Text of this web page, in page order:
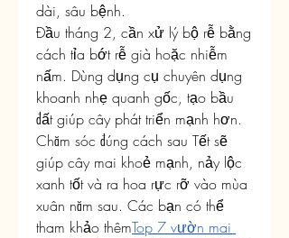
dài, sâu bệnh.
Đầu tháng 2, cần xử lý bộ rễ bằng
cách tỉa bớt rễ già hoặc nhiễm
nấm. Dùng dụng cụ chuyên dụng
khoanh nhẹ quanh gốc, tạo bầu
đất giúp cây phát triển mạnh hơn.
Chăm sóc đúng cách sau Tết sẽ
giúp cây mai khoẻ mạnh, nảy lộc
xanh tốt và ra hoa rực rỡ vào mùa
xuân năm sau. Các bạn có thể
tham khảo thêmTop 7 vườn mai